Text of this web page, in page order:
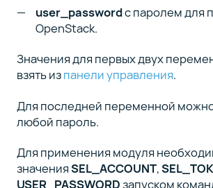
user_passwordс паролем для
OpenStack.
Значения для первых двух
взять изпанели управления.
Для последней переменной
любой пароль.
Для применения модуля
значенияSEL_ACCOUNT,
USER_PASSWORDзапуском